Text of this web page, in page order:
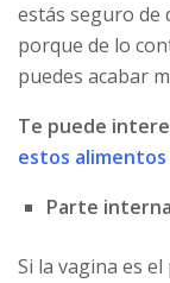
estás seguro de
porque de lo
puedes acabar
Te puede
estos alimentos
Parte
Si la vagina es